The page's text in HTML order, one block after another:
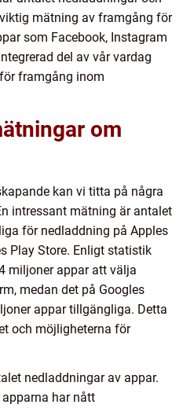
mätning av framgång för
som Facebook, Instagram
del av vår vardag
framgång inom
om
kan vi titta på några
intressant mätning är antalet
för nedladdning på Apples
Play Store. Enligt statistik
miljoner appar att välja
medan det på Googles
appar tillgängliga. Detta
och möjligheterna för
nedladdningar av appar.
har nått